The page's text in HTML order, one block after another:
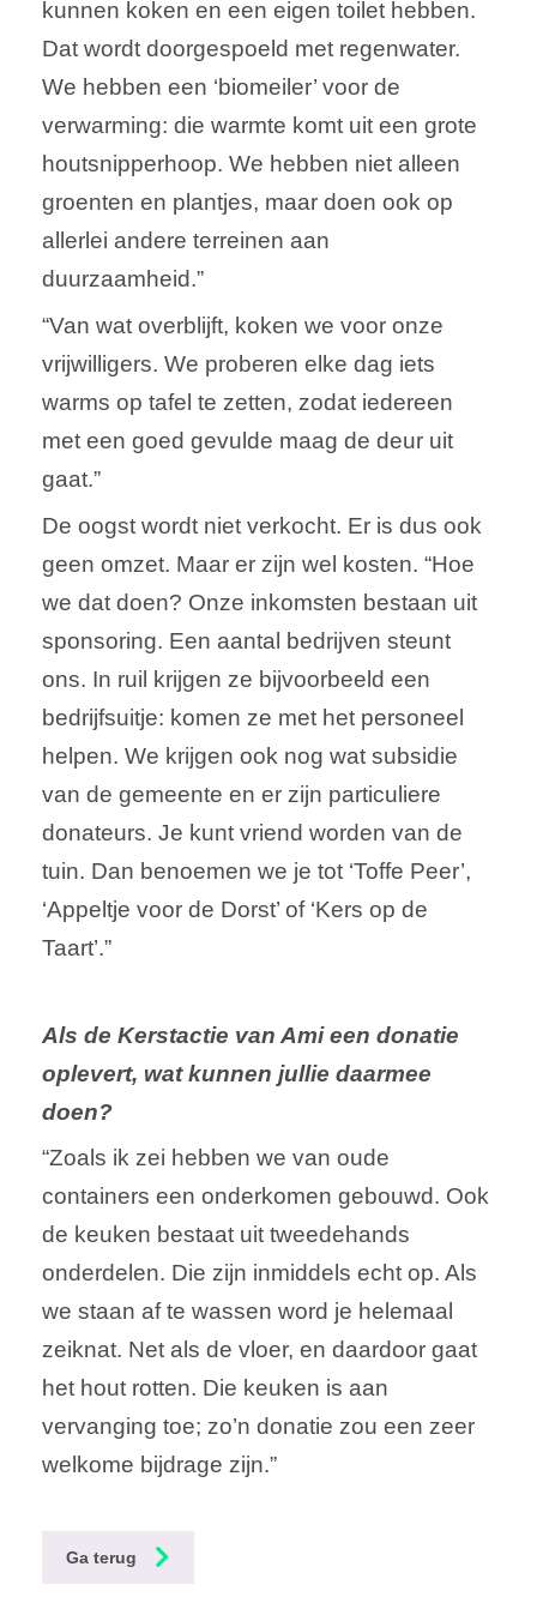
kunnen koken en een eigen toilet hebben.
Dat wordt doorgespoeld met regenwater.
We hebben een ‘biomeiler’ voor de
verwarming: die warmte komt uit een grote
houtsnipperhoop. We hebben niet alleen
groenten en plantjes, maar doen ook op
allerlei andere terreinen aan
duurzaamheid.”
“Van wat overblijft, koken we voor onze
vrijwilligers. We proberen elke dag iets
warms op tafel te zetten, zodat iedereen
met een goed gevulde maag de deur uit
gaat.”
De oogst wordt niet verkocht. Er is dus ook
geen omzet. Maar er zijn wel kosten. “Hoe
we dat doen? Onze inkomsten bestaan uit
sponsoring. Een aantal bedrijven steunt
ons. In ruil krijgen ze bijvoorbeeld een
bedrijfsuitje: komen ze met het personeel
helpen. We krijgen ook nog wat subsidie
van de gemeente en er zijn particuliere
donateurs. Je kunt vriend worden van de
tuin. Dan benoemen we je tot ‘Toffe Peer’,
‘Appeltje voor de Dorst’ of ‘Kers op de
Taart’.”
Als de Kerstactie van Ami een donatie
oplevert, wat kunnen jullie daarmee
doen?
“Zoals ik zei hebben we van oude
containers een onderkomen gebouwd. Ook
de keuken bestaat uit tweedehands
onderdelen. Die zijn inmiddels echt op. Als
we staan af te wassen word je helemaal
zeiknat. Net als de vloer, en daardoor gaat
het hout rotten. Die keuken is aan
vervanging toe; zo’n donatie zou een zeer
welkome bijdrage zijn.”
Ga terug